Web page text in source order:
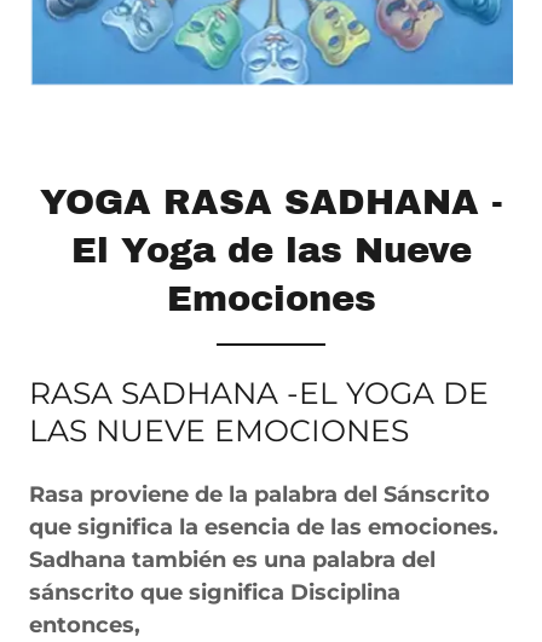
YOGA RASA SADHANA -
El Yoga de las Nueve
Emociones
RASA SADHANA -EL YOGA DE
LAS NUEVE EMOCIONES
Rasa proviene de la palabra del Sánscrito
que significa la esencia de las emociones.
Sadhana también es una palabra del
sánscrito que significa Disciplina
entonces,